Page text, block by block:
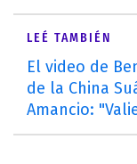
LEÉ TAMBIÉN
El video de
de la China
Amancio: